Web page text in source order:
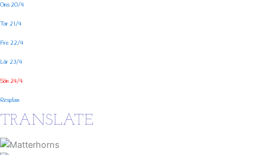
Ons 20/4
Tor 21/4
Fre 22/4
Lör 23/4
Sön 24/4
Resplan
TRANSLATE